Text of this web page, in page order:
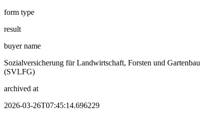
form type
result
buyer name
Sozialversicherung für Landwirtschaft, Forsten und Gartenbau
(SVLFG)
archived at
2026-03-26T07:45:14.696229